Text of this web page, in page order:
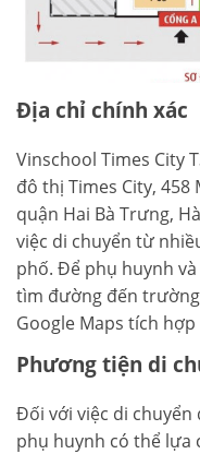
Địa chỉ chính xác
Vinschool Times City
đô thị Times City, 458
quận Hai Bà Trưng,
việc di chuyển từ
phố. Để phụ huynh
tìm đường đến
Google Maps tích
Phương tiện di
Đối với việc di chuyển
phụ huynh có thể lựa